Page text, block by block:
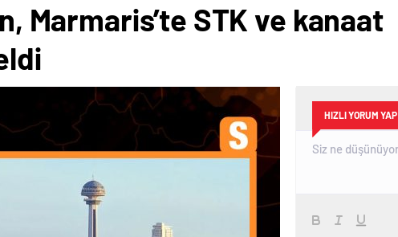
Marmaris’te STK ve kanaat
HIZLI YORUM YAP